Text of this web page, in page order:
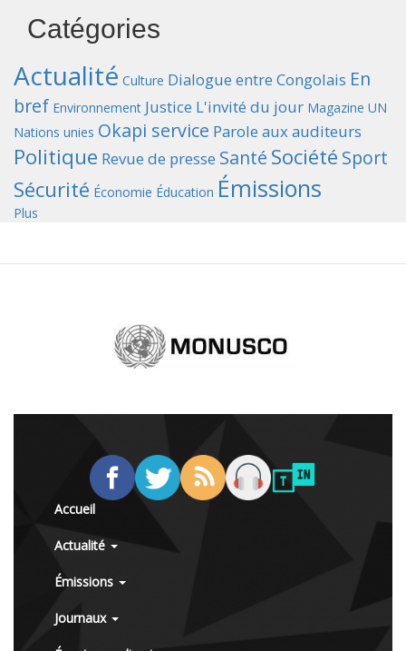
Catégories
Actualité Culture Dialogue entre Congolais En
bref Environnement Justice L'invité du jour Magazine UN
Nations unies Okapi service Parole aux auditeurs
Politique Revue de presse Santé Société Sport
Sécurité Économie Éducation Émissions
Plus
Accueil
Actualité
Émissions
Journaux